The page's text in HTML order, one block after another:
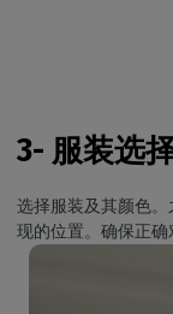
3- 服装选
选择服装及其颜色。
现的位置。确保正确